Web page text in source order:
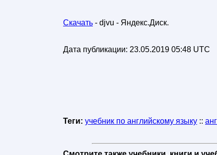
Скачать - djvu - Яндекс.Диск.
Дата публикации: 23.05.2019 05:48 UTC